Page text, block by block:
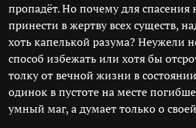
пропадёт. Но почему для
принести в жертву всех существ,
хоть капелькой разума? Неужели
способ избежать или хотя бы
толку от вечной жизни в
одинок в пустоте на месте
умный маг, а думает только о